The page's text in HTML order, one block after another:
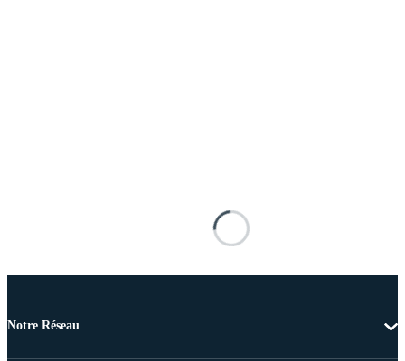
Notre Réseau